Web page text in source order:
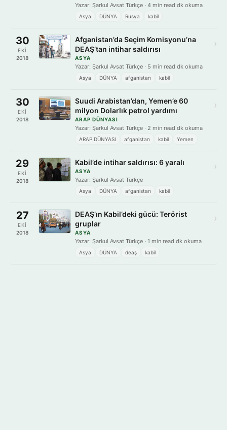
Yazar: Şarkul Avsat Türkçe · 4 min read dk okuma
Asya DÜNYA Rusya kabil
30
EKI
2018
Afganistan’da Seçim Komisyonu’na
DEAŞ’tan intihar saldırısı
ASYA
Yazar: Şarkul Avsat Türkçe · 5 min read dk okuma
Asya DÜNYA afganistan kabil
›
30
EKI
2018
Suudi Arabistan’dan, Yemen’e 60
milyon Dolarlık petrol yardımı
ARAP DÜNYASI
Yazar: Şarkul Avsat Türkçe · 2 min read dk okuma
ARAP DÜNYASI afganistan kabil Yemen
›
29
EKI
2018
Kabil’de intihar saldırısı: 6 yaralı
ASYA
Yazar: Şarkul Avsat Türkçe
Asya DÜNYA afganistan kabil
›
27
EKI
2018
DEAŞ’ın Kabil’deki gücü: Terörist
gruplar
ASYA
Yazar: Şarkul Avsat Türkçe · 1 min read dk okuma
Asya DÜNYA deaş kabil
›